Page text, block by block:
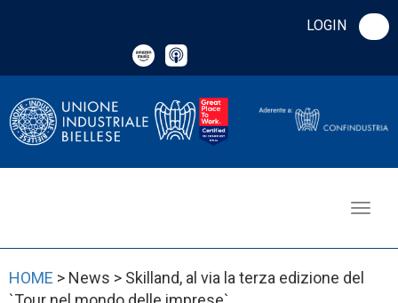
LOGIN
HOME > News > Skilland, al via la terza edizione del